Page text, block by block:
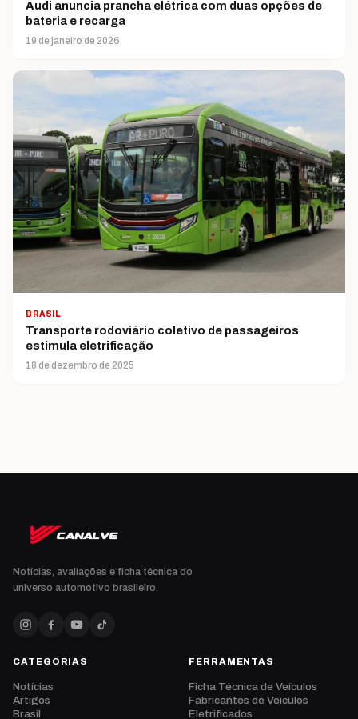
Audi anuncia prancha elétrica com duas opções de
bateria e recarga
19 de janeiro de 2026
BRASIL
Transporte rodoviário coletivo de passageiros
estimula eletrificação
18 de dezembro de 2025
Notícias, avaliações e ficha técnica do
universo automotivo brasileiro.
CATEGORIAS
Notícias
Artigos
Brasil
FERRAMENTAS
Ficha Técnica de Veículos
Fabricantes de Veículos
Eletrificados